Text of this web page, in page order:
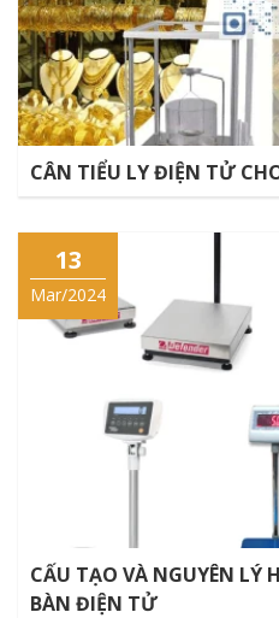
CÂN TIỂU LY ĐIỆN TỬ
13
Mar/2024
CẤU TẠO VÀ NGUYÊN LÝ
BÀN ĐIỆN TỬ